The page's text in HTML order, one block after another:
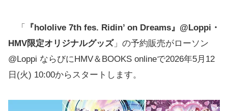
「
『hololive 7th fes. Ridin’ on Dreams』@Loppi・
HMV限定オリジナルグッズ」の予約販売がローソン
@Loppi ならびにHMV＆BOOKS onlineで2026年5月12
日(火) 10:00からスタートします。